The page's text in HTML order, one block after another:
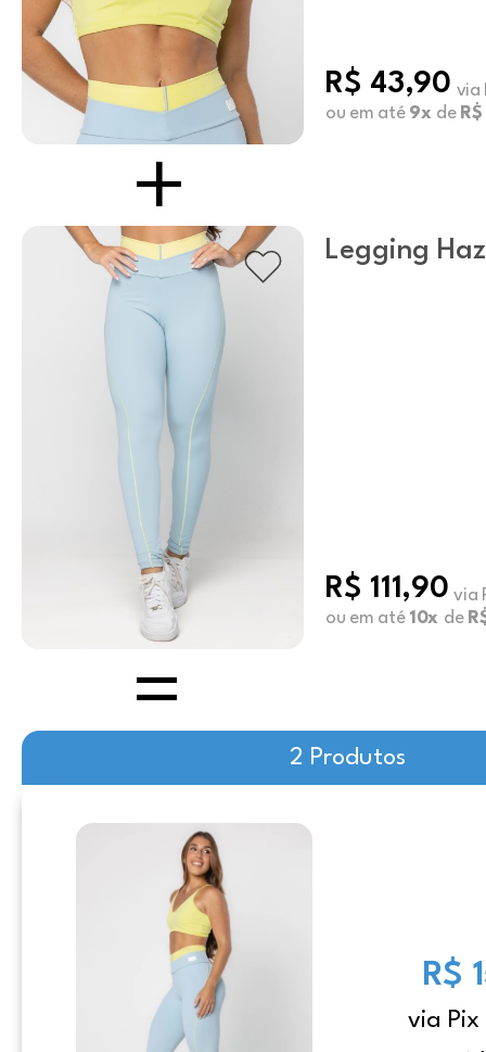
R$ 43,90 via
ou em até 9x de
Legging
R$ 111,90 via
ou em até 10x de
2 Produtos
R$
via Pix